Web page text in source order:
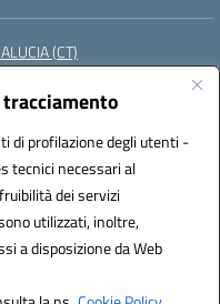
di profilazione degli utenti -
tecnici necessari al
dei servizi
utilizzati, inoltre,
a disposizione da Web
(CT)
(IPA): istsc_ctic8bc002
Solution S.r.l.